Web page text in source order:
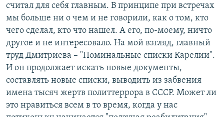
считал для себя главным. В принципе при встречах
мы больше ни о чем и не говорили, как о том, кто
чего сделал, кто что нашел. А его, по-моему, ничто
другое и не интересовало. На мой взгляд, главный
труд Дмитриева – "Поминальные списки Карелии".
И он продолжает искать новые документы,
составлять новые списки, выводить из забвения
имена тысяч жертв политтеррора в СССР. Может ли
это нравиться всем в то время, когда у нас